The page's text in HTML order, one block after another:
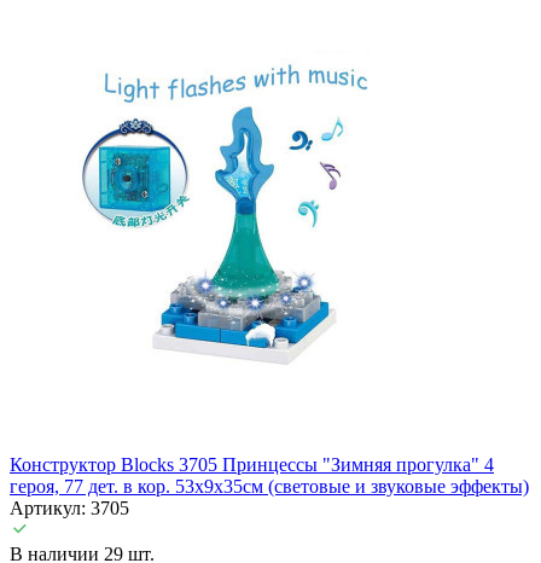
Конструктор Blocks 3705 Принцессы "Зимняя прогулка" 4
героя, 77 дет. в кор. 53х9х35см (световые и звуковые эффекты)
Артикул: 3705
В наличии 29 шт.